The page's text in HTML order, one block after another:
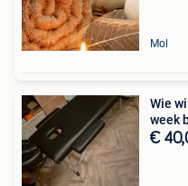
Mol
Wie will Ontspanningsmassage hele
week
€